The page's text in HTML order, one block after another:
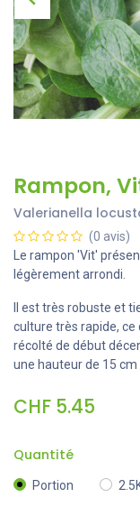
Rampon,
Valerianella
(0 avis)
Le rampon 'Vit'
légèrement arrondi.
Il est très robuste et
culture très rapide, ce
récolté de début
une hauteur de 15
CHF 5.45
Quantité
Portion